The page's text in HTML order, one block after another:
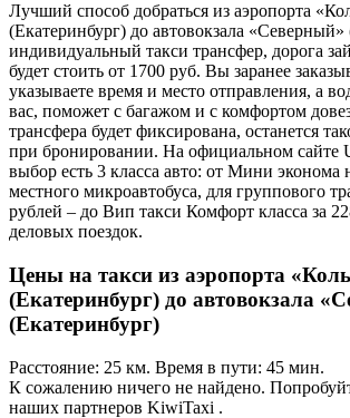
Лучший способ добраться из аэропорта
(Екатеринбург) до автовокзала «Северный»
индивидуальный такси трансфер, дорога
будет стоить от 1700 руб. Вы заранее
указываете время и место отправления, а
вас, поможет с багажом и с комфортом
трансфера будет фиксирована, останется
при бронировании. На официальном сайте
выбор есть 3 класса авто: от Мини эконома
местного микроавтобуса, для группового
рублей – до Вип такси Комфорт класса за
деловых поездок.
Цены на такси из аэропорта
(Екатеринбург) до автовокзала
(Екатеринбург)
Расстояние: 25 км. Время в пути: 45 мин.
К сожалению ничего не найдено.
наших партнеров KiwiTaxi .